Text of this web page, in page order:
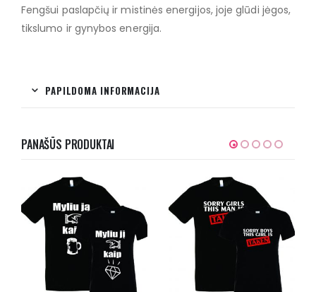
Fengšui paslapčių ir mistinės energijos, joje glūdi jėgos,
tikslumo ir gynybos energija.
PAPILDOMA INFORMACIJA
PANAŠŪS PRODUKTAI